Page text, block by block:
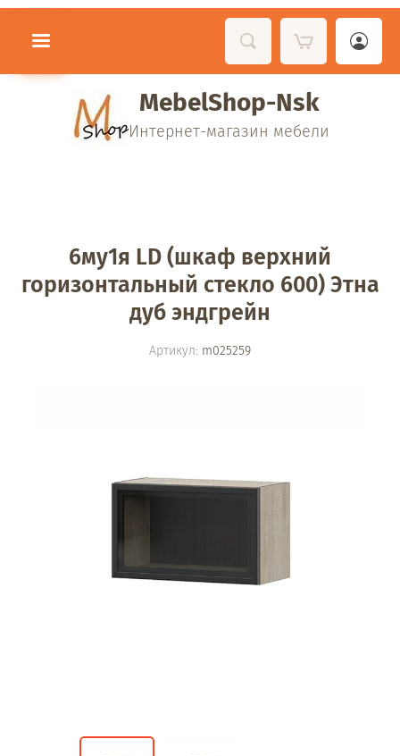
MebelShop-Nsk
Интернет-магазин мебели
6му1я LD (шкаф верхний
горизонтальный стекло 600) Этна
дуб эндгрейн
Артикул: m025259